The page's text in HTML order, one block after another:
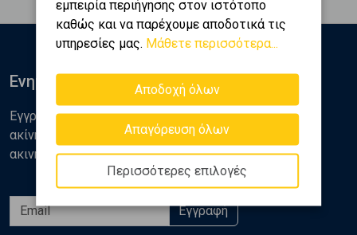
εμπειρία περιήγησης στον ιστότοπο
καθώς και να παρέχουμε αποδοτικά τις
υπηρεσίες μας. Μάθετε περισσότερα...
Αποδοχή όλων
Απαγόρευση όλων
Περισσότερες επιλογές
Ενημερωθείτε
Εγγραφείτε στο newsletter της Golden Home για νέα
ακίνητα, αναλύσεις και διάφορα θέματα της αγοράς
ακινήτων
Εγγραφή